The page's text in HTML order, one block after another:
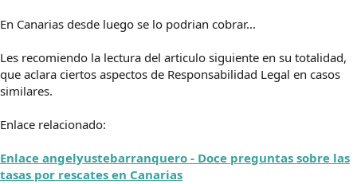
En Canarias desde luego se lo podrian cobrar...
Les recomiendo la lectura del articulo siguiente en su totalidad,
que aclara ciertos aspectos de Responsabilidad Legal en casos
similares.
Enlace relacionado:
Enlace angelyustebarranquero - Doce preguntas sobre las
tasas por rescates en Canarias